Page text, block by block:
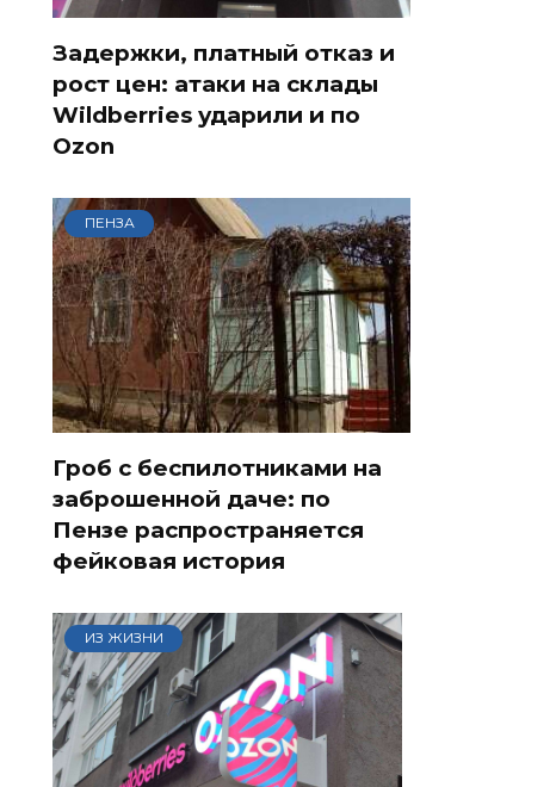
Задержки, платный отказ и
рост цен: атаки на склады
Wildberries ударили и по
Ozon
ПЕНЗА
Гроб с беспилотниками на
заброшенной даче: по
Пензе распространяется
фейковая история
ИЗ ЖИЗНИ